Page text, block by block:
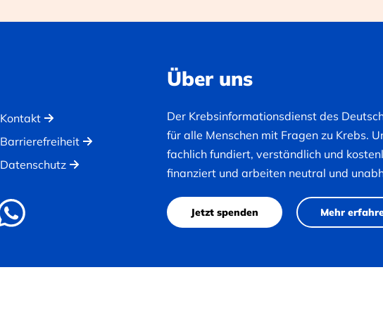
Kontakt
Barrierefreiheit
Datenschutz
Über uns
Der Krebsinformationsdienst des
für alle Menschen mit Fragen zu Krebs.
fachlich fundiert, verständlich und
finanziert und arbeiten neutral und
Jetzt spenden Mehr